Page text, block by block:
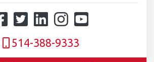
514-388-9333